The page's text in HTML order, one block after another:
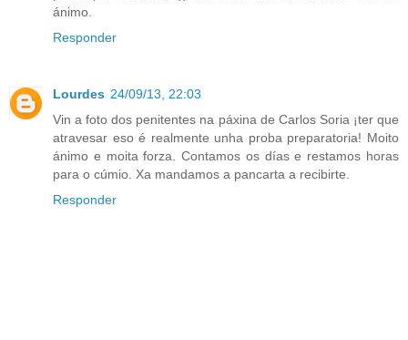
ánimo.
Responder
Lourdes 24/09/13, 22:03
Vin a foto dos penitentes na páxina de Carlos Soria ¡ter que
atravesar eso é realmente unha proba preparatoria! Moito
ánimo e moita forza. Contamos os días e restamos horas
para o cúmio. Xa mandamos a pancarta a recibirte.
Responder